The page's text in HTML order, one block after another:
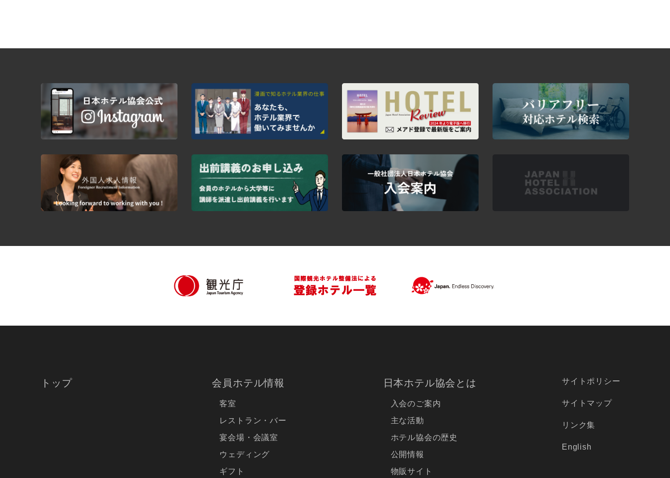
トップ 会員ホテル情報
客室
レストラン・バー
宴会場・会議室
ウェディング
ギフト
日本ホテル協会とは
入会のご案内
主な活動
ホテル協会の歴史
公開情報
物販サイト
サイトポリシー
サイトマップ
リンク集
English